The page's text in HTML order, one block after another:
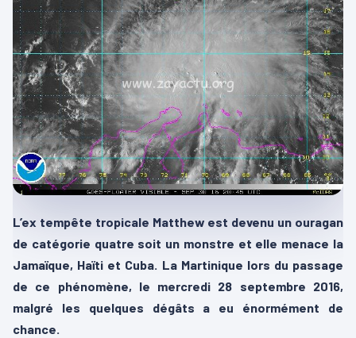
L’ex tempête tropicale Matthew est devenu un ouragan
de catégorie quatre soit un monstre et elle menace la
Jamaïque, Haïti et Cuba. La Martinique lors du passage
de ce phénomène, le mercredi 28 septembre 2016,
malgré les quelques dégâts a eu énormément de
chance.